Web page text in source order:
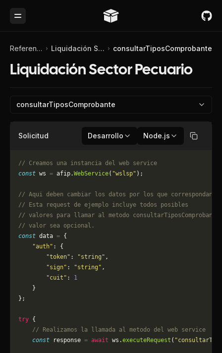
Toggle Menu
Referencia de API Liquidación Sector Pecuario consultarTiposComprobante
Liquidación Sector Pecuario
consultarTiposComprobante
Solicitud Desarrollo Node.js Copiar
// Creamos una instancia del web service
const ws = afip.WebService( "wslsp" );
// Aqui deben cambiar los datos por los que correspondan.
// Esta request de ejemplo incluye todos posibles
// valores para llamar al metodo
// valor sea opcional.
const data = {
    "auth"
: {
        "token"
: "string" ,
        "sign"
: "string" ,
        "cuit"
: 1
    }
};
try {
    // Realizamos la llamada al metodo del web service
    const
response = await ws.executeRequest (